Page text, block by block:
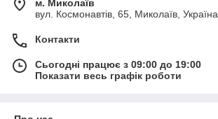
м. Миколаїв
вул. Космонавтів, 65, Миколаїв, Україна
Контакти
Сьогодні працює з 09:00 до 19:00
Показати весь графік роботи